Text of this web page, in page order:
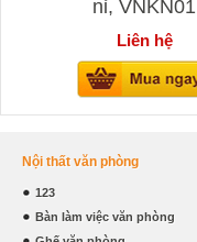
nỉ, VNKN01
Liên hệ
Nội thất văn phòng
123
Bàn làm việc văn phòng